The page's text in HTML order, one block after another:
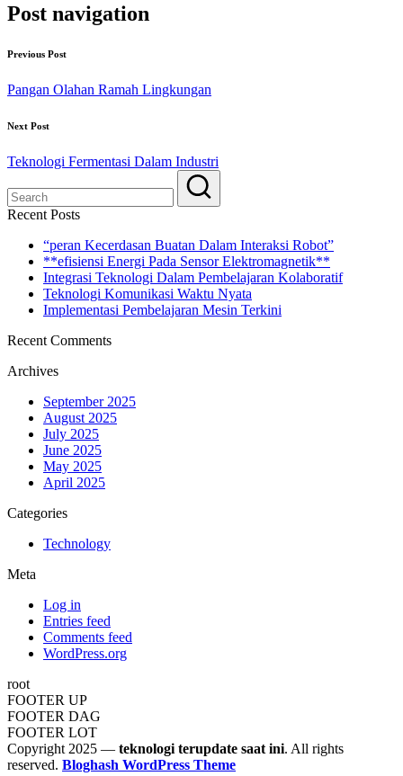
Post navigation
Previous Post
Pangan Olahan Ramah Lingkungan
Next Post
Teknologi Fermentasi Dalam Industri
Recent Posts
“peran Kecerdasan Buatan Dalam Interaksi Robot”
**efisiensi Energi Pada Sensor Elektromagnetik**
Integrasi Teknologi Dalam Pembelajaran Kolaboratif
Teknologi Komunikasi Waktu Nyata
Implementasi Pembelajaran Mesin Terkini
Recent Comments
Archives
September 2025
August 2025
July 2025
June 2025
May 2025
April 2025
Categories
Technology
Meta
Log in
Entries feed
Comments feed
WordPress.org
root
FOOTER UP
FOOTER DAG
FOOTER LOT
Copyright 2025 — teknologi terupdate saat ini. All rights
reserved. Bloghash WordPress Theme